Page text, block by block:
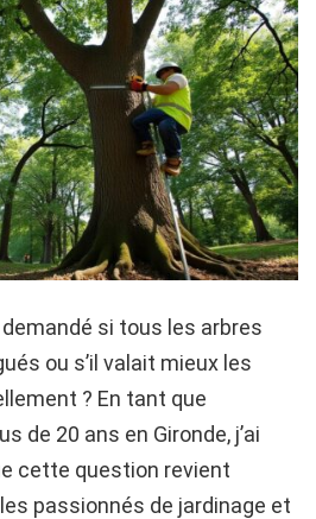
si tous les arbres
ou s’il valait mieux les
? En tant que
de 20 ans en Gironde, j’ai
cette question revient
passionnés de jardinage et